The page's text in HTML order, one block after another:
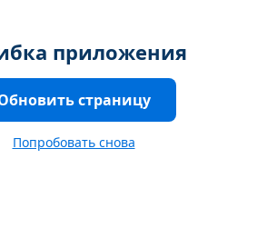
приложения
страницу
Попробовать снова